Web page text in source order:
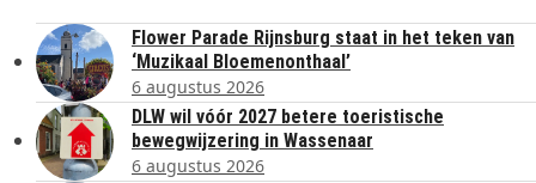
Flower Parade Rijnsburg staat in het teken van
‘Muzikaal Bloemenonthaal’
6 augustus 2026
DLW wil vóór 2027 betere toeristische
bewegwijzering in Wassenaar
6 augustus 2026